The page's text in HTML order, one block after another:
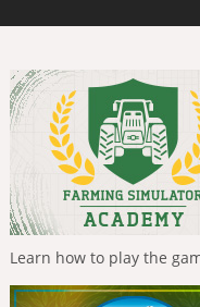
Learn how to play the